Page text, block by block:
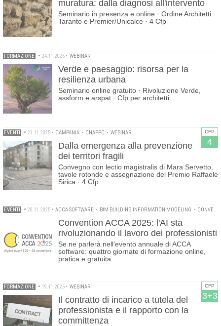
muratura: dalla diagnosi all'intervento
Seminario in presenza e online · Ordine Architetti
Taranto e Premier/Unicalce · 4 Cfp
FORMAZIONE • 24.11.2025 • WEBINAR
Verde e paesaggio: risorsa per la
resilienza urbana
Seminario online gratuito · Rivoluzione Verde,
assform e arspat · Cfp per architetti
CFP
4
EVENTI • 21.11.2025 • CAMPANIA • CNAPPC • WEBINAR
Dalla emergenza alla prevenzione
dei territori fragili
Convegno con lectio magistralis di Mara Servetto,
tavole rotonde e assegnazione del Premio Raffaele
Sirica · 4 Cfp
EVENTI • 20.11.2025 • ACCA SOFTWARE • BIM BUILDING INFORMATION MODELING • CONVENTION ACCA
Convention ACCA 2025: l'AI sta
rivoluzionando il lavoro dei professionisti
Se ne parlerà nell'evento annuale di ACCA
software: quattro giornate di formazione online,
pratica e gratuita
CFP
3+3
FORMAZIONE • 19.11.2025 • WEBINAR
Il contratto di incarico a tutela del
professionista e il rapporto con la
committenza